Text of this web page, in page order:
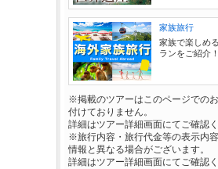
家族旅行
家族で楽しめ
ランをご紹介！
※掲載のツアーはこのページでの
付けておりません。
詳細はツアー詳細画面にてご確認く
※旅行内容・旅行代金等の表示内
情報と異なる場合がございます。
詳細はツアー詳細画面にてご確認く